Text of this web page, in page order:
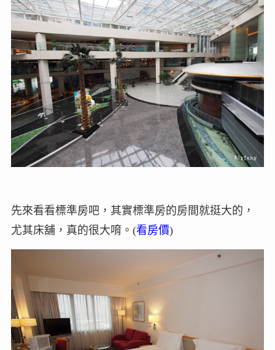
先來看看標準房吧，其實標準房的房間就挺大的，
尤其床舖，真的很大唷。(看房價)